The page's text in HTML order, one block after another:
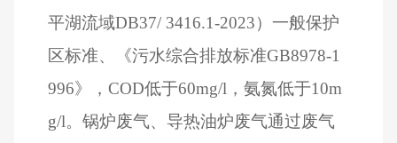
平湖流域DB37/ 3416.1-2023）一般保护
区标准、《污水综合排放标准GB8978-1
996》，COD低于60mg/l ，氨氮低于10m
g/l。锅炉废气、导热油炉废气通过废气